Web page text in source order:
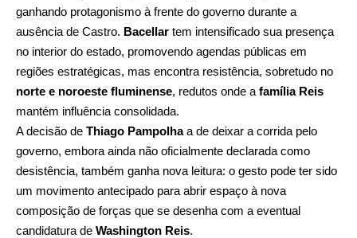
ganhando protagonismo à frente do governo durante a
ausência de Castro. Bacellar tem intensificado sua presença
no interior do estado, promovendo agendas públicas em
regiões estratégicas, mas encontra resistência, sobretudo no
norte e noroeste fluminense, redutos onde a família Reis
mantém influência consolidada.
A decisão de Thiago Pampolhaa de deixar a corrida pelo
governo, embora ainda não oficialmente declarada como
desistência, também ganha nova leitura: o gesto pode ter sido
um movimento antecipado para abrir espaço à nova
composição de forças que se desenha com a eventual
candidatura de Washington Reis.